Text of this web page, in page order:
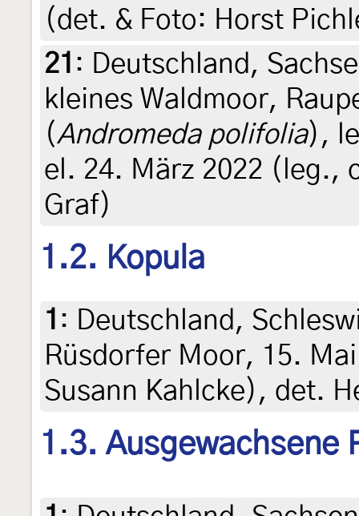
(det. & Foto: Horst
21 : Deutschland,
kleines Waldmoor,
(Andromeda polifolia),
el. 24. März 2022 (leg.,
Graf)
1.2. Kopula
1 : Deutschland,
Rüsdorfer Moor, 15.
Susann Kahlcke), det.
1.3. Ausgewachsene